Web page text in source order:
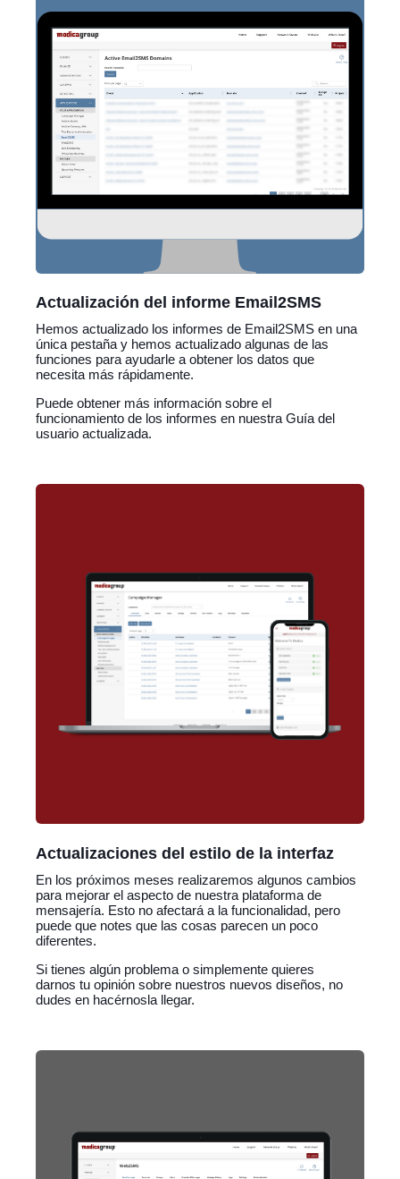
Actualización del informe Email2SMS
Hemos actualizado los informes de Email2SMS en una
única pestaña y hemos actualizado algunas de las
funciones para ayudarle a obtener los datos que
necesita más rápidamente.
Puede obtener más información sobre el
funcionamiento de los informes en nuestra Guía del
usuario actualizada.
Actualizaciones del estilo de la interfaz
En los próximos meses realizaremos algunos cambios
para mejorar el aspecto de nuestra plataforma de
mensajería. Esto no afectará a la funcionalidad, pero
puede que notes que las cosas parecen un poco
diferentes.
Si tienes algún problema o simplemente quieres
darnos tu opinión sobre nuestros nuevos diseños, no
dudes en hacérnosla llegar.